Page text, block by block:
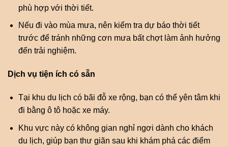
phù hợp với thời tiết.
Nếu đi vào mùa mưa, nên kiểm tra dự báo thời tiết
trước để tránh những cơn mưa bất chợt làm ảnh hưởng
đến trải nghiệm.
Dịch vụ tiện ích có sẵn
Tại khu du lịch có bãi đỗ xe rộng, bạn có thể yên tâm khi
đi bằng ô tô hoặc xe máy.
Khu vực này có không gian nghỉ ngơi dành cho khách
du lịch, giúp bạn thư giãn sau khi khám phá các điểm